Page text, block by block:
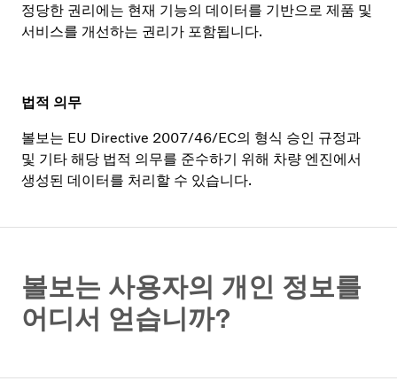
정당한 권리에는 현재 기능의 데이터를 기반으로 제품 및
서비스를 개선하는 권리가 포함됩니다.
법적 의무
볼보는 EU Directive 2007/46/EC의 형식 승인 규정과
및 기타 해당 법적 의무를 준수하기 위해 차량 엔진에서
생성된 데이터를 처리할 수 있습니다.
볼보는 사용자의 개인 정보를
어디서 얻습니까?